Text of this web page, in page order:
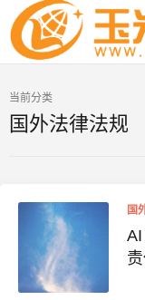
当前分类
国外法律法规
国